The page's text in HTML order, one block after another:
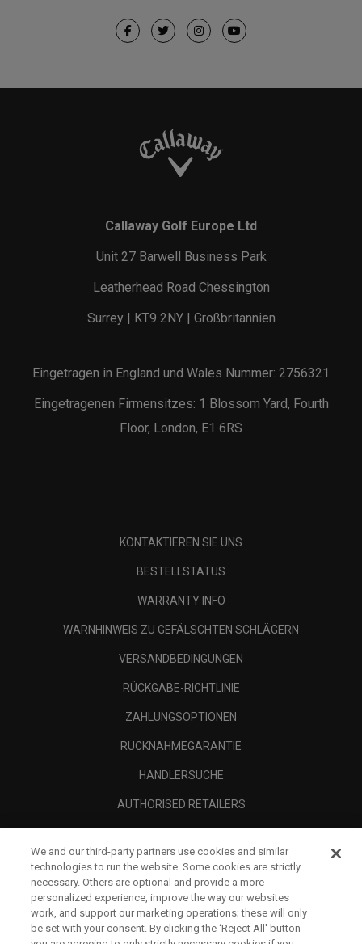
Callaway Golf Europe Ltd
Unit 27 Barwell Business Park
Leatherhead Road Chessington
Surrey | KT9 2NY | Großbritannien
Eingetragen in England und Wales Nummer: 2756321
Eingetragenen Firmensitzes: 1 Blossom Yard, Fourth
Floor, London, E1 6RS
KONTAKTIEREN SIE UNS
BESTELLSTATUS
WARRANTY INFO
WARNHINWEIS ZU GEFÄLSCHTEN SCHLÄGERN
VERSANDBEDINGUNGEN
RÜCKGABE-RICHTLINIE
ZAHLUNGSOPTIONEN
RÜCKNAHMEGARANTIE
HÄNDLERSUCHE
AUTHORISED RETAILERS
UNTERNEHMENSPROFIL
RECHTLICHES-
We and our third-party partners use cookies and similar
technologies to run the website. Some cookies are strictly
necessary. Others are optional and provide a more
personalized experience, improve the way our websites
work, and support our marketing operations; these will only
be set with your consent. By clicking the ‘Reject All' button